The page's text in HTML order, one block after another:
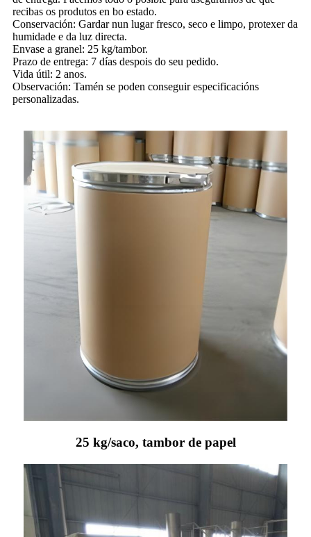
recibas os produtos en bo estado.
Conservación: Gardar nun lugar fresco, seco e limpo, protexer da
humidade e da luz directa.
Envase a granel: 25 kg/tambor.
Prazo de entrega: 7 días despois do seu pedido.
Vida útil: 2 anos.
Observación: Tamén se poden conseguir especificacións
personalizadas.
25 kg/saco, tambor de papel